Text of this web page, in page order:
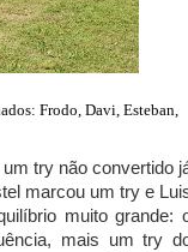
Frodo, Davi, Esteban,
try não convertido
marcou um try e
muito grande:
mais um try